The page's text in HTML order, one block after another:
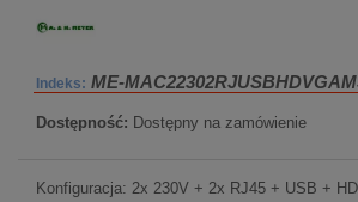
Indeks: ME-
Dostępność: Dostępny na zamówienie
Konfiguracja: 2x 230V + 2x RJ45 + USB +